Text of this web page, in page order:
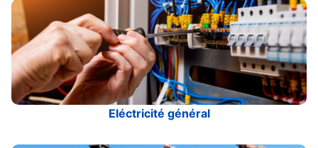
Eléctricité général